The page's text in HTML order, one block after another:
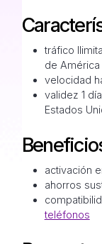
tráfico
de América
velocidad
validez 1
Estados
activación
ahorros
teléfonos